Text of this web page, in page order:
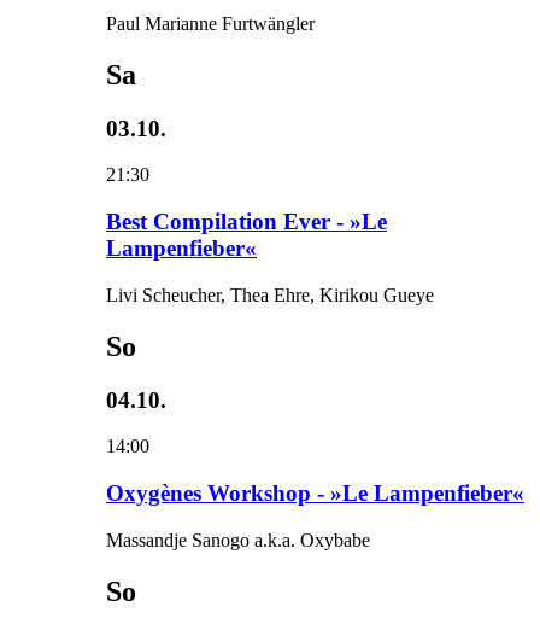
Paul Marianne Furtwängler
Sa
03.10.
21:30
Best Compilation Ever - »Le
Lampenfieber«
Livi Scheucher, Thea Ehre, Kirikou Gueye
So
04.10.
14:00
Oxygènes Workshop - »Le Lampenfieber«
Massandje Sanogo a.k.a. Oxybabe
So